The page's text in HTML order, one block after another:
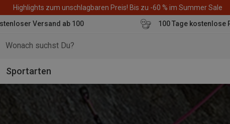
Highlights zum unschlagbaren Preis! Bis zu -60 % im Summer Sale
Versand ab 100
100 Tage kostenlose
Sportarten